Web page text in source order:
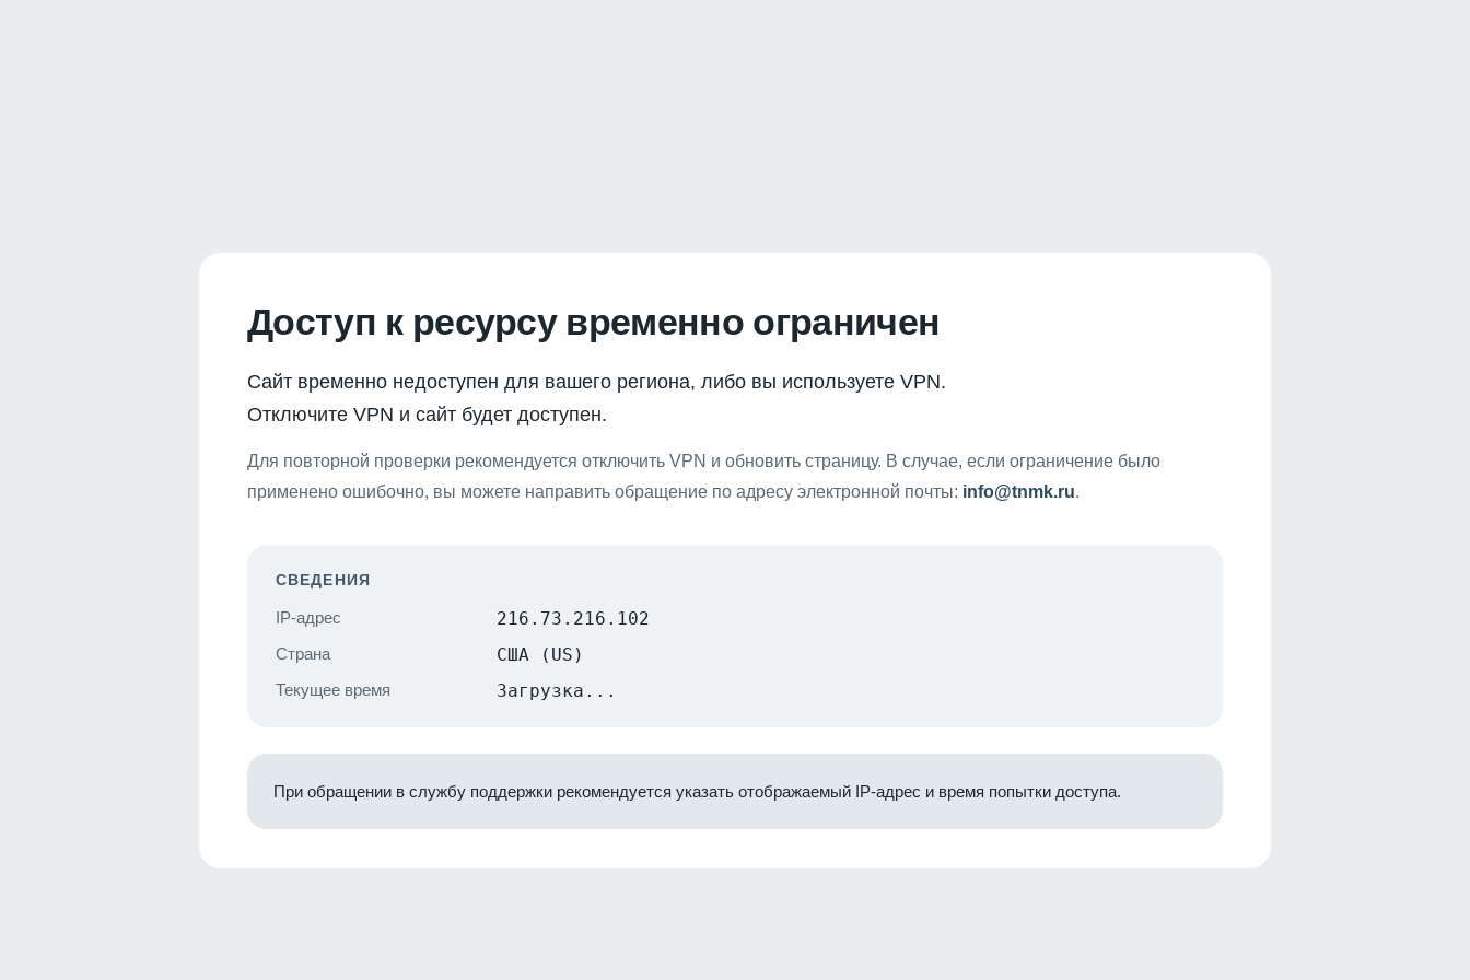
Доступ к ресурсу временно ограничен
Сайт временно недоступен для вашего региона, либо вы используете VPN.
Отключите VPN и сайт будет доступен.
Для повторной проверки рекомендуется отключить VPN и обновить страницу. В случае, если ограничение было
применено ошибочно, вы можете направить обращение по адресу электронной почты: info@tnmk.ru.
СВЕДЕНИЯ
IP-адрес 216.73.216.102
Страна США (US)
Текущее время Загрузка...
При обращении в службу поддержки рекомендуется указать отображаемый IP-адрес и время попытки доступа.